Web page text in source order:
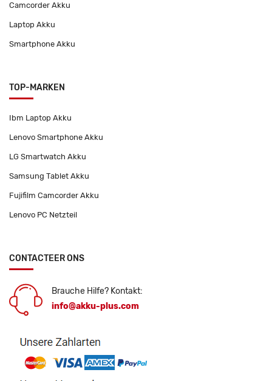
Camcorder Akku
Laptop Akku
Smartphone Akku
TOP-MARKEN
Ibm Laptop Akku
Lenovo Smartphone Akku
LG Smartwatch Akku
Samsung Tablet Akku
Fujifilm Camcorder Akku
Lenovo PC Netzteil
CONTACTEER ONS
Brauche Hilfe? Kontakt:
info@akku-plus.com